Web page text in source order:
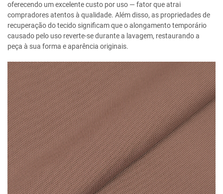
oferecendo um excelente custo por uso — fator que atrai
compradores atentos à qualidade. Além disso, as propriedades de
recuperação do tecido significam que o alongamento temporário
causado pelo uso reverte-se durante a lavagem, restaurando a
peça à sua forma e aparência originais.